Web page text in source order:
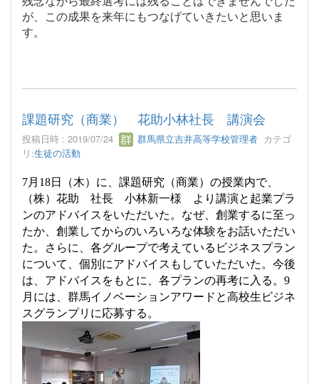
が、この成果を来年にもつなげていきたいと思いま
す。
課題研究（商業） 花助小林社長 講演会
投稿日時 : 2019/07/24 群馬県立吉井高等学校管理者 カテゴ
リ:生徒の活動
7月 18日（木）に、課題研究（商業）の授業内で、
（株）花助 社長 小林新一様 より講演と起業プラ
ンのアドバイスをいただいた。なぜ、創業するに至っ
たか、創業してからのいろいろな体験をお話いただい
た。さらに、各グループで考えているビジネスプラン
について、個別にアドバイスもしていただいた。今後
は、アドバイスをもとに、各プランの再考に入る。 9
月には、群馬イノベーションアワードと高校生ビジネ
スグランプリに応募する。